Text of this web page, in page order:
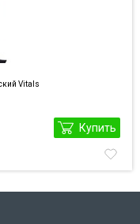
Vitals
Купить